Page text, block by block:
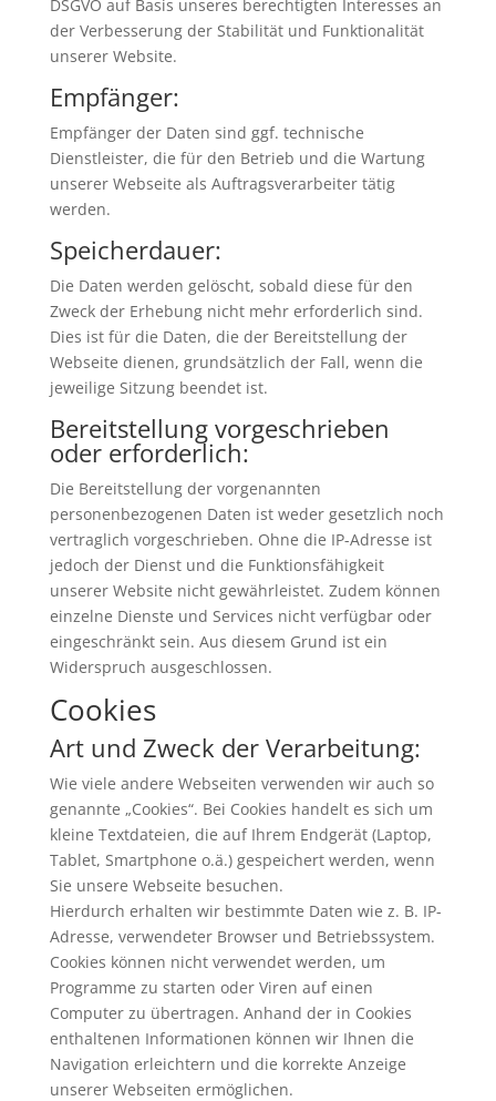
DSGVO auf Basis unseres berechtigten Interesses an
der Verbesserung der Stabilität und Funktionalität
unserer Website.
Empfänger:
Empfänger der Daten sind ggf. technische
Dienstleister, die für den Betrieb und die Wartung
unserer Webseite als Auftragsverarbeiter tätig
werden.
Speicherdauer:
Die Daten werden gelöscht, sobald diese für den
Zweck der Erhebung nicht mehr erforderlich sind.
Dies ist für die Daten, die der Bereitstellung der
Webseite dienen, grundsätzlich der Fall, wenn die
jeweilige Sitzung beendet ist.
Bereitstellung vorgeschrieben
oder erforderlich:
Die Bereitstellung der vorgenannten
personenbezogenen Daten ist weder gesetzlich noch
vertraglich vorgeschrieben. Ohne die IP-Adresse ist
jedoch der Dienst und die Funktionsfähigkeit
unserer Website nicht gewährleistet. Zudem können
einzelne Dienste und Services nicht verfügbar oder
eingeschränkt sein. Aus diesem Grund ist ein
Widerspruch ausgeschlossen.
Cookies
Art und Zweck der Verarbeitung:
Wie viele andere Webseiten verwenden wir auch so
genannte „Cookies“. Bei Cookies handelt es sich um
kleine Textdateien, die auf Ihrem Endgerät (Laptop,
Tablet, Smartphone o.ä.) gespeichert werden, wenn
Sie unsere Webseite besuchen.
Hierdurch erhalten wir bestimmte Daten wie z. B. IP-
Adresse, verwendeter Browser und Betriebssystem.
Cookies können nicht verwendet werden, um
Programme zu starten oder Viren auf einen
Computer zu übertragen. Anhand der in Cookies
enthaltenen Informationen können wir Ihnen die
Navigation erleichtern und die korrekte Anzeige
unserer Webseiten ermöglichen.